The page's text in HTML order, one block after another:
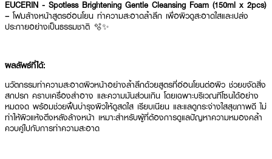
EUCERIN - Spotless Brightening Gentle Cleansing Foam (150ml x 2pcs)
– โฟมล้างหน้าสูตรอ่อนโยน ทำความสะอาดล้ำลึก เพื่อผิวดูสะอาดใสและเปล่ง
ประกายอย่างเป็นธรรมชาติ 🫧✨
ผลลัพธ์ที่ได้:
นวัตกรรมทำความสะอาดผิวหน้าอย่างล้ำลึกด้วยสูตรที่อ่อนโยนต่อผิว ช่วยขจัดสิ่ง
สกปรก คราบเครื่องสำอาง และความมันส่วนเกิน โดยเฉพาะบริเวณทีโซนได้อย่าง
หมดจด พร้อมช่วยฟื้นบำรุงผิวให้ดูสดใส เรียบเนียน และแลดูกระจ่างใสสุขภาพดี ไม่
ทำให้ผิวแห้งตึงหลังล้างหน้า เหมาะสำหรับผู้ที่ต้องการดูแลปัญหาความหมองคล้ำ
ควบคู่ไปกับการทำความสะอาด